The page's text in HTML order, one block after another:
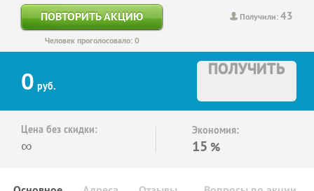
Получили:43
ПОВТОРИТЬ АКЦИЮ
Человек проголосовало: 0
0 руб.
ПОЛУЧИТЬ
Цена без скидки:
∞
Экономия:
15 %